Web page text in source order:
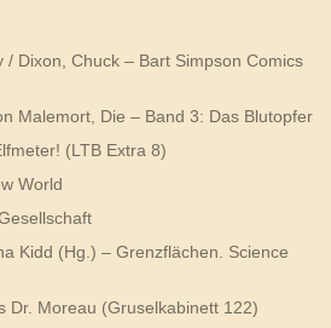
/ Dixon, Chuck – Bart Simpson Comics
Malemort, Die – Band 3: Das Blutopfer
(LTB Extra 8)
World
Kidd (Hg.) – Grenzflächen. Science
Dr. Moreau (Gruselkabinett 122)